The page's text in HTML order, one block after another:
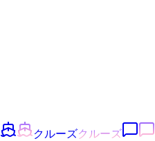
クルーズクルーズ